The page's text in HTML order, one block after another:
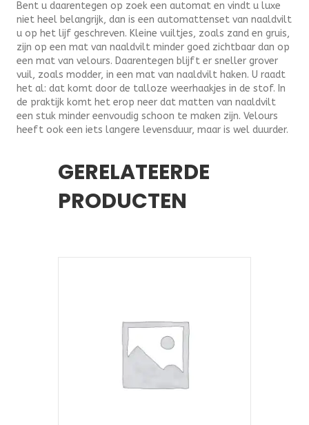
Bent u daarentegen op zoek een automat en vindt u luxe
niet heel belangrijk, dan is een automattenset van naaldvilt
u op het lijf geschreven. Kleine vuiltjes, zoals zand en gruis,
zijn op een mat van naaldvilt minder goed zichtbaar dan op
een mat van velours. Daarentegen blijft er sneller grover
vuil, zoals modder, in een mat van naaldvilt haken. U raadt
het al: dat komt door de talloze weerhaakjes in de stof. In
de praktijk komt het erop neer dat matten van naaldvilt
een stuk minder eenvoudig schoon te maken zijn. Velours
heeft ook een iets langere levensduur, maar is wel duurder.
GERELATEERDE
PRODUCTEN